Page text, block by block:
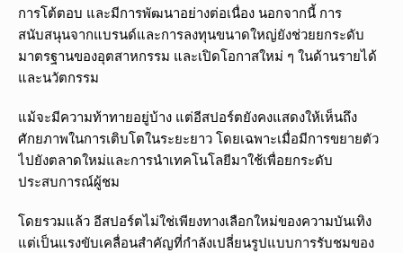
การโต้ตอบ และมีการพัฒนาอย่างต่อเนื่อง นอกจากนี้ การ
สนับสนุนจากแบรนด์และการลงทุนขนาดใหญ่ยังช่วยยกระดับ
มาตรฐานของอุตสาหกรรม และเปิดโอกาสใหม่ ๆ ในด้านรายได้
และนวัตกรรม
แม้จะมีความท้าทายอยู่บ้าง แต่อีสปอร์ตยังคงแสดงให้เห็นถึง
ศักยภาพในการเติบโตในระยะยาว โดยเฉพาะเมื่อมีการขยายตัว
ไปยังตลาดใหม่และการนำเทคโนโลยีมาใช้เพื่อยกระดับ
ประสบการณ์ผู้ชม
โดยรวมแล้ว อีสปอร์ตไม่ใช่เพียงทางเลือกใหม่ของความบันเทิง
แต่เป็นแรงขับเคลื่อนสำคัญที่กำลังเปลี่ยนรูปแบบการรับชมของ